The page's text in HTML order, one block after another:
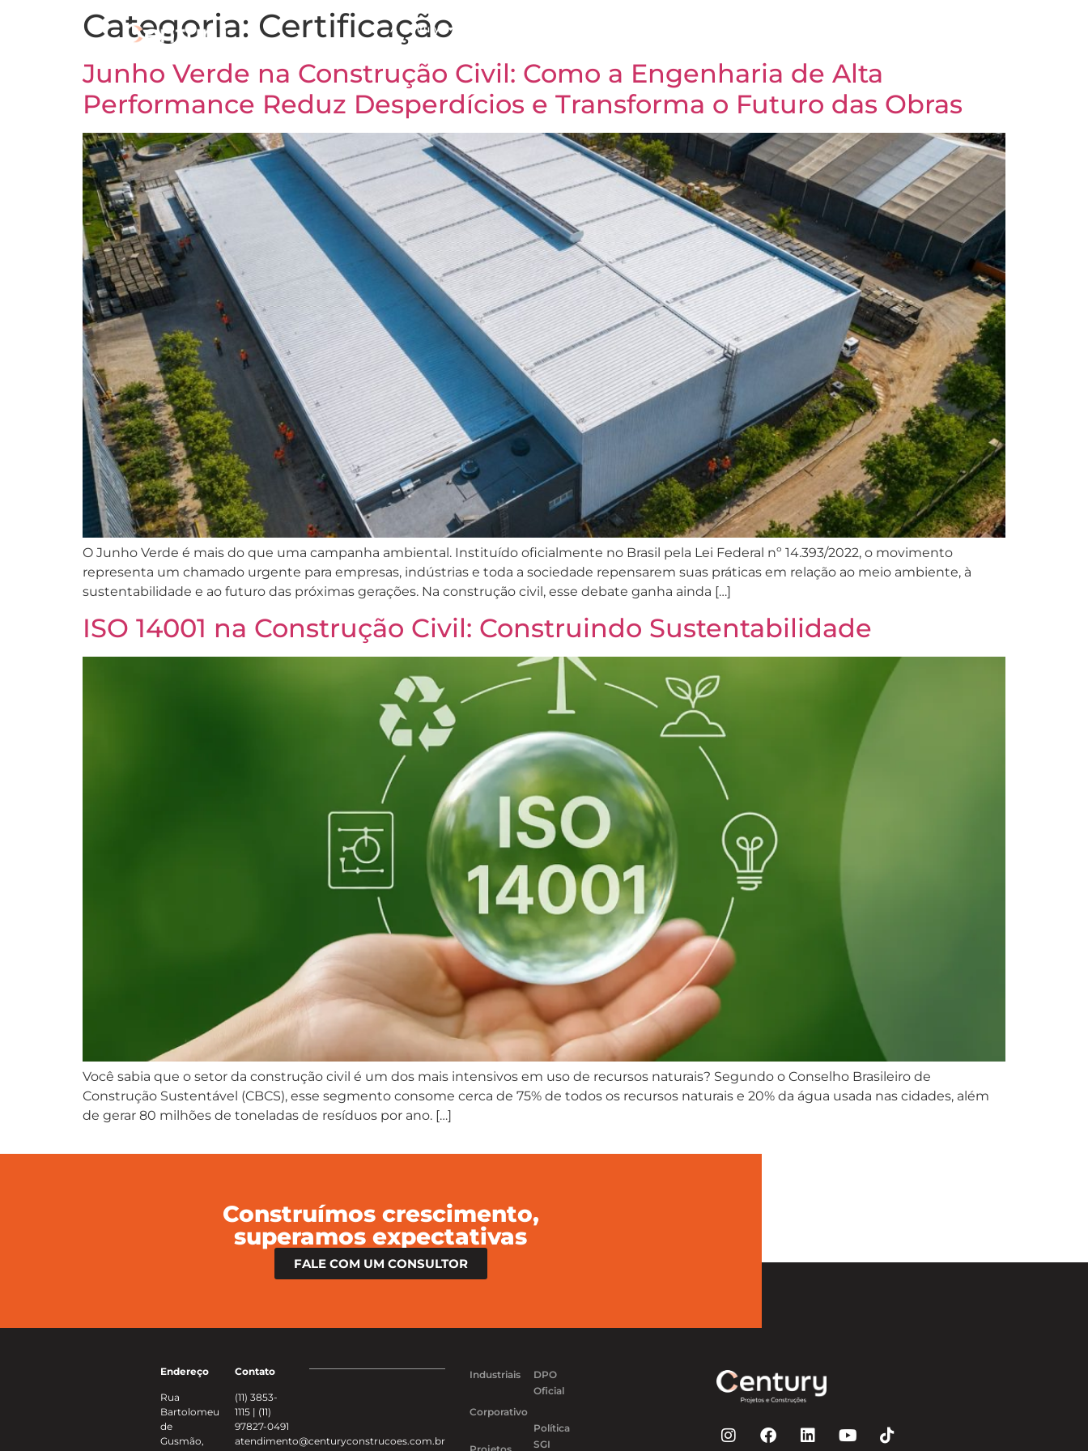
A Century
Categoria: Certificação
Junho Verde na Construção Civil: Como a Engenharia de Alta
Performance Reduz Desperdícios e Transforma o Futuro das Obras
O Junho Verde é mais do que uma campanha ambiental. Instituído oficialmente no Brasil pela Lei Federal nº 14.393/2022, o movimento
representa um chamado urgente para empresas, indústrias e toda a sociedade repensarem suas práticas em relação ao meio ambiente, à
sustentabilidade e ao futuro das próximas gerações. Na construção civil, esse debate ganha ainda […]
ISO 14001 na Construção Civil: Construindo Sustentabilidade
Você sabia que o setor da construção civil é um dos mais intensivos em uso de recursos naturais? Segundo o Conselho Brasileiro de
Construção Sustentável (CBCS), esse segmento consome cerca de 75% de todos os recursos naturais e 20% da água usada nas cidades, além
de gerar 80 milhões de toneladas de resíduos por ano. […]
Construímos crescimento,
superamos expectativas
FALE COM UM CONSULTOR
Endereço
Rua
Bartolomeu
de
Gusmão,
Contato
(11) 3853-
1115 | (11)
97827-0491
atendimento@centuryconstrucoes.com.br
Industriais
Corporativo
DPO
Oficial
Política
SGI